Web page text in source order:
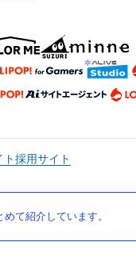
採用サイト
て紹介しています。